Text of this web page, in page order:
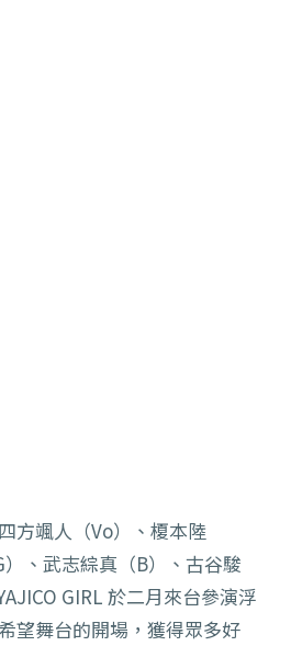
方颯人（Vo）、榎本陸
）、武志綜真（B）、古谷駿
GIRL 於二月來台參演浮
望舞台的開場，獲得眾多好